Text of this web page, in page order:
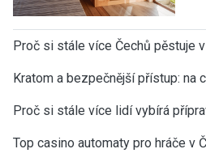
Proč si stále více Čechů pěstuje
Kratom a bezpečnější přístup: na
Proč si stále více lidí vybírá
Top casino automaty pro hráče v